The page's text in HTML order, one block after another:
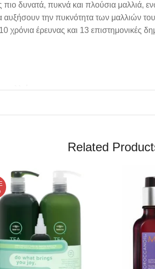
πιο δυνατά, πυκνά και πλούσια μαλλιά,
αυξήσουν την πυκνότητα των μαλλιών
χρόνια έρευνας και 13 επιστημονικές
μαλλιά.
Related